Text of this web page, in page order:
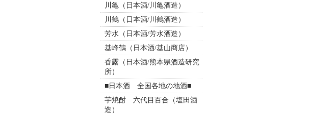
川亀（日本酒/川亀酒造）
川鶴（日本酒/川鶴酒造）
芳水（日本酒/芳水酒造）
基峰鶴（日本酒/基山商店）
香露（日本酒/熊本県酒造研究
所）
■日本酒 全国各地の地酒■
芋焼酎 六代目百合（塩田酒
造）